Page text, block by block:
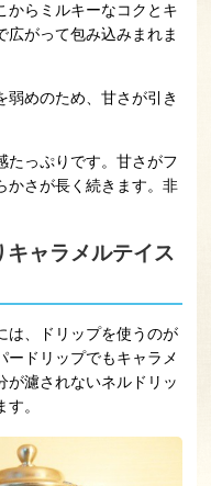
からミルキーなコクとキ
広がって包み込みまれま
弱めのため、甘さが引き
たっぷりです。甘さがフ
かさが長く続きます。非
キャラメルテイス
は、ドリップを使うのが
ードリップでもキャラメ
が濾されないネルドリッ
。